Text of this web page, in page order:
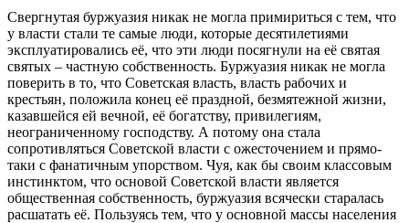
Свергнутая буржуазия никак не могла примириться с тем, что
у власти стали те самые люди, которые десятилетиями
эксплуатировались её, что эти люди посягнули на её святая
святых – частную собственность. Буржуазия никак не могла
поверить в то, что Советская власть, власть рабочих и
крестьян, положила конец её праздной, безмятежной жизни,
казавшейся ей вечной, её богатству, привилегиям,
неограниченному господству. А потому она стала
сопротивляться Советской власти с ожесточением и прямо-
таки с фанатичным упорством. Чуя, как бы своим классовым
инстинктом, что основой Советской власти является
общественная собственность, буржуазия всячески старалась
расшатать её. Пользуясь тем, что у основной массы населения